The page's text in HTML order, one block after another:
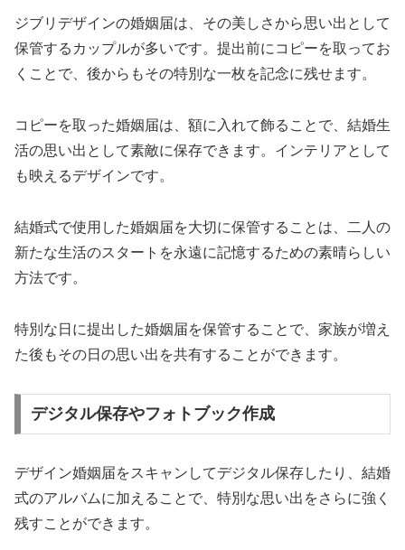
ジブリデザインの婚姻届は、その美しさから思い出として
保管するカップルが多いです。提出前にコピーを取ってお
くことで、後からもその特別な一枚を記念に残せます。
コピーを取った婚姻届は、額に入れて飾ることで、結婚生
活の思い出として素敵に保存できます。インテリアとして
も映えるデザインです。
結婚式で使用した婚姻届を大切に保管することは、二人の
新たな生活のスタートを永遠に記憶するための素晴らしい
方法です。
特別な日に提出した婚姻届を保管することで、家族が増え
た後もその日の思い出を共有することができます。
デジタル保存やフォトブック作成
デザイン婚姻届をスキャンしてデジタル保存したり、結婚
式のアルバムに加えることで、特別な思い出をさらに強く
残すことができます。